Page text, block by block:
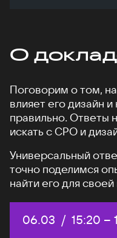
О
Поговорим о том,
влияет его дизайн
правильно. Ответы
искать с CPO и
Универсальный
точно поделимся
найти его для
Дата:
06.03 / 15:20 –